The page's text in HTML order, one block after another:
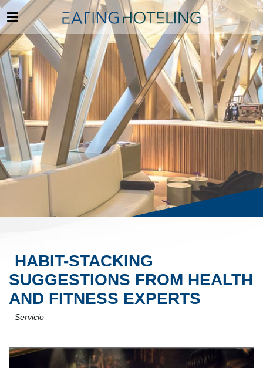
HABIT-STACKING
SUGGESTIONS FROM HEALTH
AND FITNESS EXPERTS
Servicio